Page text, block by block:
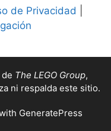
de Privacidad
The LEGO Group,
ni respalda este sitio.
GeneratePress